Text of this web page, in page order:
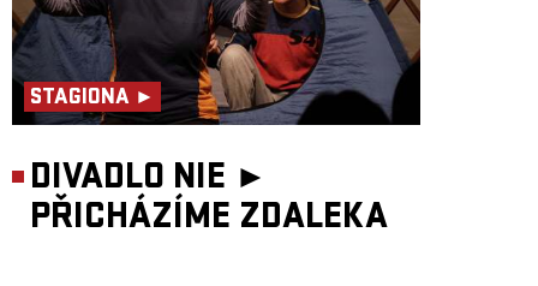
STAGIONA ►
DIVADLO NIE ►
PŘICHÁZÍME ZDALEKA